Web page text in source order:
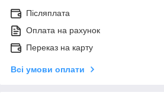
Післяплата
Оплата на рахунок
Переказ на карту
Всі умови оплати